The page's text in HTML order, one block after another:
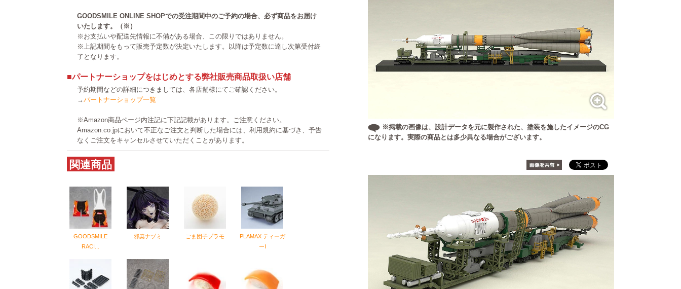
※掲載の画像は、設計データを元に製作された、塗装を施したイメージのCG
になります。実際の商品とは多少異なる場合がございます。
GOODSMILE ONLINE SHOPでの受注期間中のご予約の場合、必ず商品をお届け
いたします。（※）
※お支払いや配送先情報に不備がある場合、この限りではありません。
※上記期間をもって販売予定数が決定いたします。以降は予定数に達し次第受付終
了となります。
■パートナーショップをはじめとする弊社販売商品取扱い店舗
予約期間などの詳細につきましては、各店舗様にてご確認ください。
→パートナーショップ一覧
※Amazon商品ページ内注記に下記記載があります。ご注意ください。
Amazon.co.jpにおいて不正なご注文と判断した場合には、利用規約に基づき、予告
なくご注文をキャンセルさせていただくことがあります。
関連商品
GOODSMILE
RACI...
邪桒ナヅミ ごま団子プラモ
PLAMAX ティーガ
ーI